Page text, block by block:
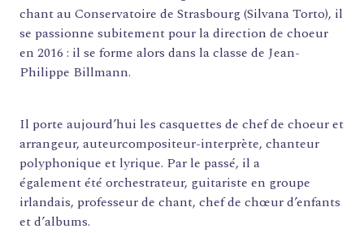
chant au Conservatoire de Strasbourg (Silvana Torto), il
se passionne subitement pour la direction de choeur
en 2016 : il se forme alors dans la classe de Jean-
Philippe Billmann.
Il porte aujourd’hui les casquettes de chef de choeur et
arrangeur, auteurcompositeur-interprète, chanteur
polyphonique et lyrique. Par le passé, il a
également été orchestrateur, guitariste en groupe
irlandais, professeur de chant, chef de chœur d’enfants
et d’albums.
FORMATIONS
ATELIERS
RENCONTRES
ACTIONS ARTISTIQUES
RESSOURCES
QUI SOMMES-NOUS ?
THÉMATIQUES